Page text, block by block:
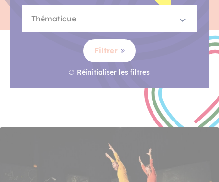
Thématique
Filtrer
Réinitialiser les filtres